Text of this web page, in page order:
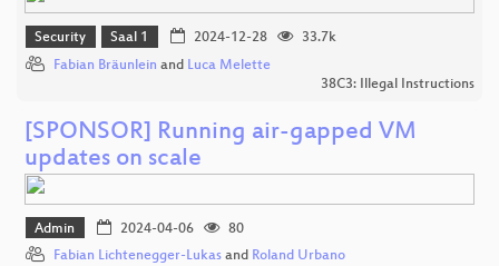
Security Saal 1 2024-12-28
33.7k
Fabian Bräunlein and Luca Melette
38C3: Illegal Instructions
[SPONSOR] Running air-gapped VM
updates on scale
Admin 2024-04-06
80
Fabian Lichtenegger-Lukas and Roland Urbano